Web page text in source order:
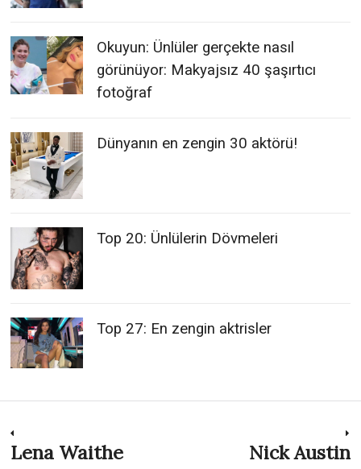
Okuyun: Ünlüler gerçekte nasıl
görünüyor: Makyajsız 40 şaşırtıcı
fotoğraf
Dünyanın en zengin 30 aktörü!
Top 20: Ünlülerin Dövmeleri
Top 27: En zengin aktrisler
Post
Previous
Lena Waithe Nick Austin